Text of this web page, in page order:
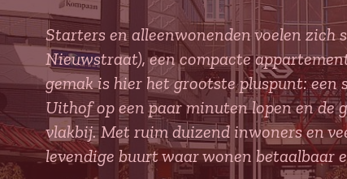
Starters en alleenwonenden voelen
Nieuwstraat), een compacte
gemak is hier het grootste pluspunt: een
Uithof op een paar minuten lopen en de
vlakbij. Met ruim duizend inwoners en
levendige buurt waar wonen betaalbaar